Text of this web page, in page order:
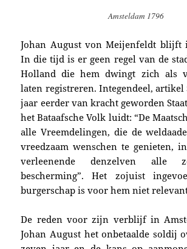
Amsteldam 1796
Johan August von Meijenfeldt blijft
In die tijd is er geen regel van de
Holland die hem dwingt zich als
laten registreren. Integendeel, artikel
jaar eerder van kracht geworden
het Bataafsche Volk luidt: “De
alle Vreemdelingen, die de
vreedzaam wenschen te genieten,
verleenende denzelven alle
bescherming”. Het zojuist
burgerschap is voor hem niet
De reden voor zijn verblijf in
Johan August het onbetaalde soldij